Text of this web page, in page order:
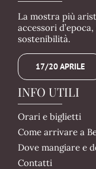
La mostra più
accessori
sostenibilità.
17/20 APRILE
INFO UTILI
Orari e biglietti
Come arrivare a
Dove mangiare e
Contatti